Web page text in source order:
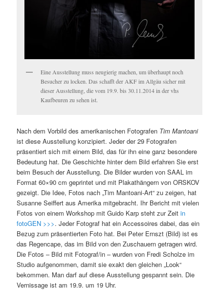
Eine Ausstellung muss neugierig machen, um überhaupt noch
Besucher zu locken. Das schafft der AKF im Allgäu sicher mit
dieser Ausstellung, die vom 19.9. bis 30.11.2014 in der vhs
Kaufbeuren zu sehen ist.
Nach dem Vorbild des amerikanischen Fotografen Tim Mantoani
ist diese Ausstellung konzipiert. Jeder der 29 Fotografen
präsentiert sich mit einem Bild, das für ihn eine ganz besondere
Bedeutung hat. Die Geschichte hinter dem Bild erfahren Sie erst
beim Besuch der Ausstellung. Die Bilder wurden von SAAL im
Format 60×90 cm geprintet und mit Plakathängern von ORSKOV
gezeigt. Die Idee, Fotos nach „Tim Mantoani-Art“ zu zeigen, hat
Susanne Seiffert aus Amerika mitgebracht. Ihr Bericht mit vielen
Fotos von einem Workshop mit Guido Karp steht zur Zeitin
fotoGEN >>>. Jeder Fotograf hat ein Accessoires dabei, das ein
Bezug zum präsentierten Foto hat. Bei Peter Ernszt (Bild) ist es
das Regencape, das im Bild von den Zuschauern getragen wird.
Die Fotos – Bild mit Fotograf/in – wurden von Fredi Scholze im
Studio aufgenommen, damit sie exakt den gleichen „Look“
bekommen. Man darf auf diese Ausstellung gespannt sein. Die
Vernissage ist am 19.9. um 19 Uhr.